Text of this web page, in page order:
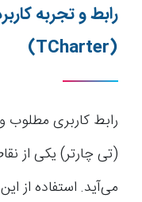
رابط و تجربه
(TCharter)
(تی چارتر) یکی از
می‌آید. استفاده از